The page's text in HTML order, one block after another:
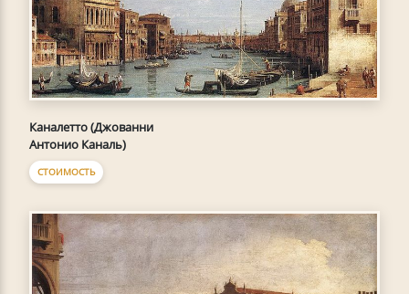
Каналетто (Джованни
Антонио Каналь)
СТОИМОСТЬ